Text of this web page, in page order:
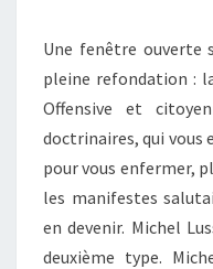
Une fenêtre ouverte
pleine refondation :
Offensive et
doctrinaires, qui
pour vous enfermer,
les manifestes
en devenir. Michel
deuxième type.